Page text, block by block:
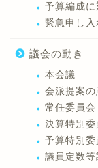
予算編成
緊急申し入
議会の動き
本会議
会派提案の
常任委員会
決算特別委
予算特別委
議員定数